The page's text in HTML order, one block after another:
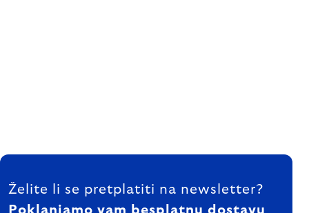
FOOTER
Želite li se pretplatiti na newsletter?
Poklanjamo vam besplatnu dostavu